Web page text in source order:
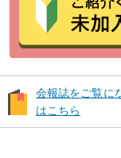
会報誌をご覧に
はこちら